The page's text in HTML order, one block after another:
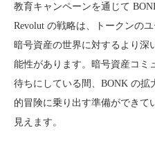
教育キャンペーンを通じて
Revolut の戦略は、トークンの
暗号資産の世界に対するより深
能性があります。暗号資産コミ
待ちにしている間、BONK の拡
的冒険に乗り出す準備ができて
見えます。